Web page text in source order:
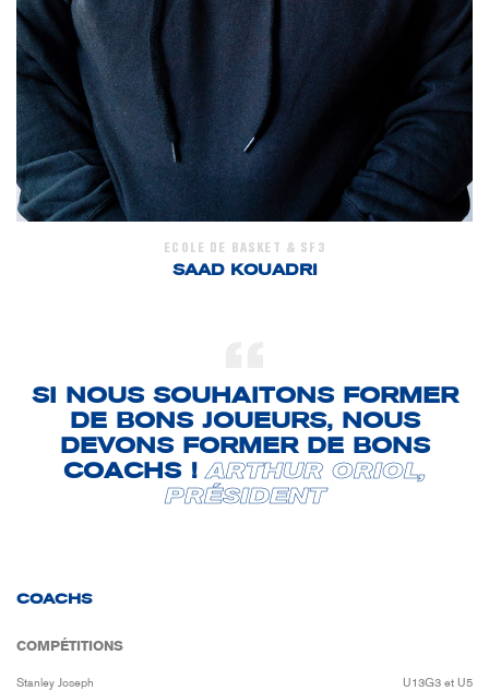
ECOLE DE BASKET & SF3
SAAD KOUADRI
SI NOUS SOUHAITONS FORMER
DE BONS JOUEURS, NOUS
DEVONS FORMER DE BONS
COACHS !ARTHUR ORIOL,
PRÉSIDENT
COACHS
COMPÉTITIONS
Stanley Joseph
U13G3 et U5